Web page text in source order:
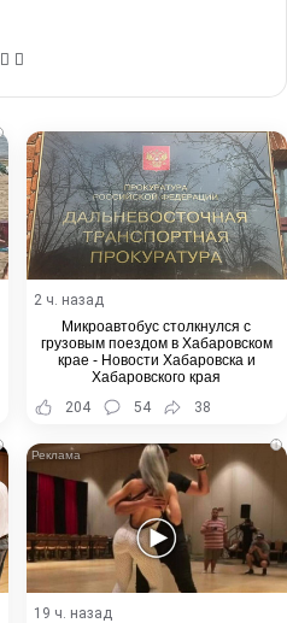
WhatsApp
Telegram
2 ч. назад
Микроавтобус столкнулся с
грузовым поездом в Хабаровском
крае - Новости Хабаровска и
Хабаровского края
204
54 38
i
19 ч. назад